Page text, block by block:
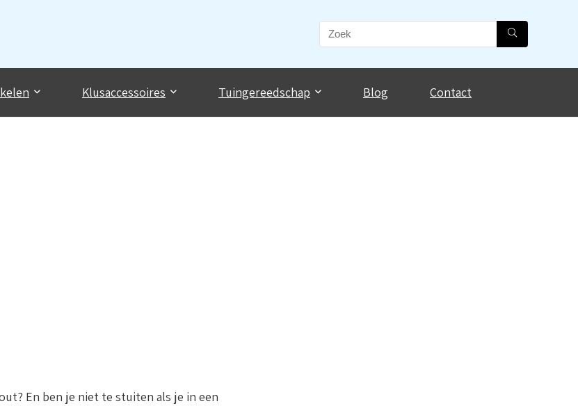
Klusaccessoires Tuingereedschap Blog Contact
En ben je niet te stuiten als je in een